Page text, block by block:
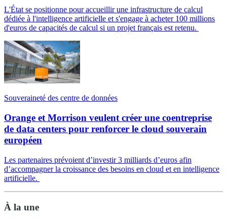
L'État se positionne pour accueillir une infrastructure de calcul
dédiée à l'intelligence artificielle et s'engage à acheter 100 millions
d'euros de capacités de calcul si un projet français est retenu.
Souveraineté des centre de données
Orange et Morrison veulent créer une coentreprise
de data centers pour renforcer le cloud souverain
européen
Les partenaires prévoient d’investir 3 milliards d’euros afin
d’accompagner la croissance des besoins en cloud et en intelligence
artificielle.
À la une